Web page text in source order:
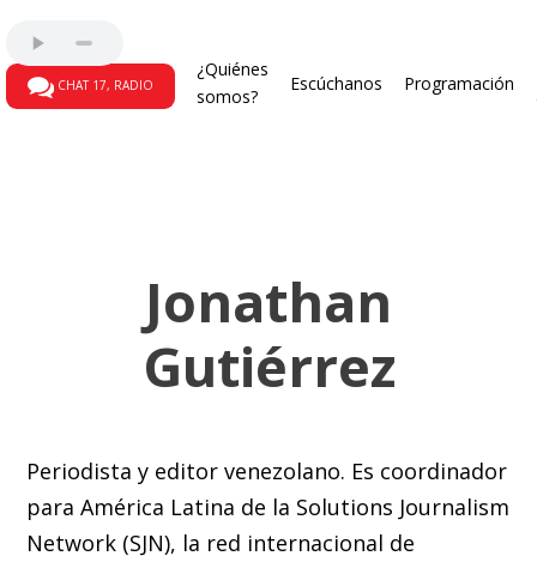
CHAT 17, RADIO
¿Quiénes
somos?
Escúchanos Programación
Jonathan
Gutiérrez
Periodista y editor venezolano. Es coordinador
para América Latina de la Solutions Journalism
Network (SJN), la red internacional de